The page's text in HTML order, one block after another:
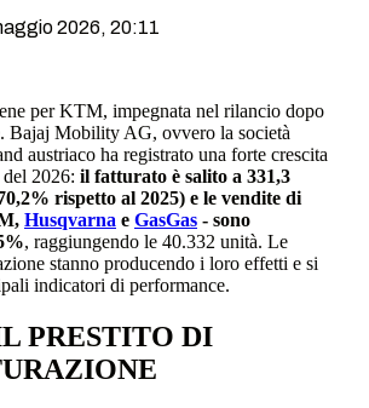
2026, 20:11
per KTM, impegnata nel rilancio dopo
Bajaj Mobility AG, ovvero la società
austriaco ha registrato una forte crescita
2026: il fatturato è salito a 331,3
rispetto al 2025) e le vendite di
Husqvarna e GasGas - sono
, raggiungendo le 40.332 unità. Le
stanno producendo i loro effetti e si
indicatori di performance.
PRESTITO DI